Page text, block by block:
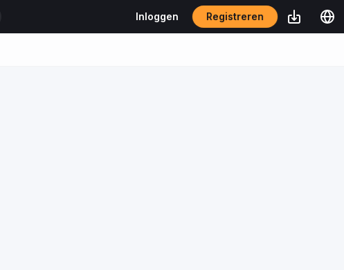
Inloggen Registreren